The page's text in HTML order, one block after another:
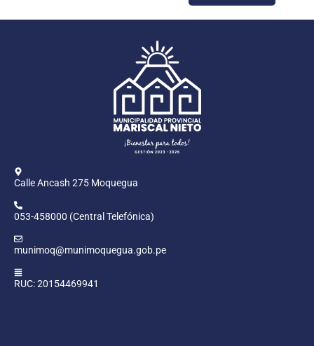
Calle Ancash 275 Moquegua
053-458000 (Central Telefónica)
munimoq@munimoquegua.gob.pe
RUC: 20154469941